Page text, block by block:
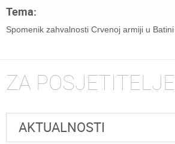
Tema:
Spomenik zahvalnosti Crvenoj armiji u Batini
ZA POSJETITELJE
AKTUALNOSTI